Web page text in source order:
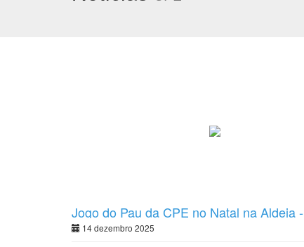
Jogo do Pau da CPE no Natal na Aldeia
14 dezembro 2025